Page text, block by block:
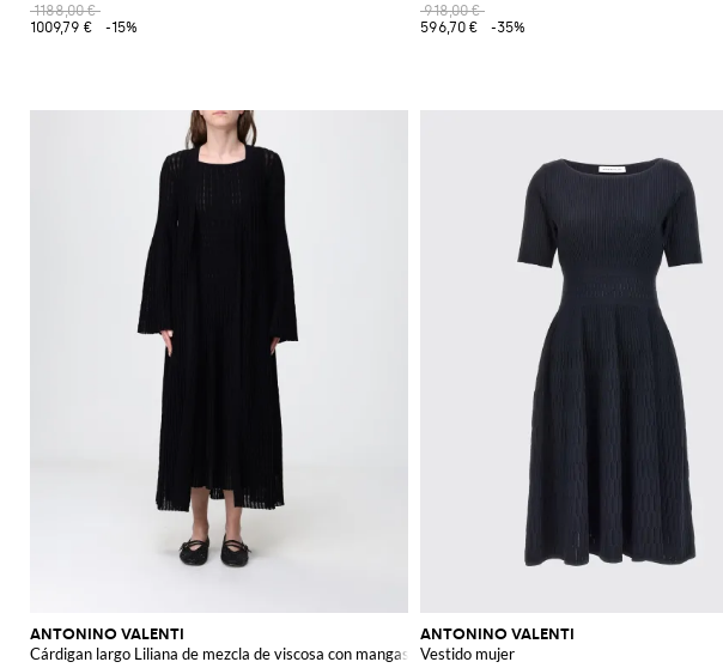
1188,00 €
1009,79 €
-15%
918,00 €
596,70 €
-35%
ANTONINO VALENTI
Cárdigan largo Liliana de mezcla de viscosa con mangas kimono
ANTONINO VALENTI
Vestido mujer